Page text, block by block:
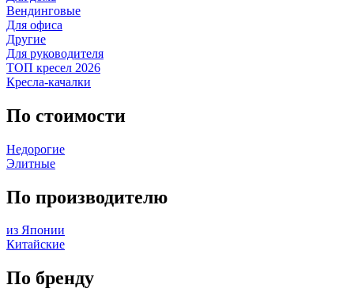
Вендинговые
Для офиса
Другие
Для руководителя
ТОП кресел 2026
Кресла-качалки
По стоимости
Недорогие
Элитные
По производителю
из Японии
Китайские
По бренду